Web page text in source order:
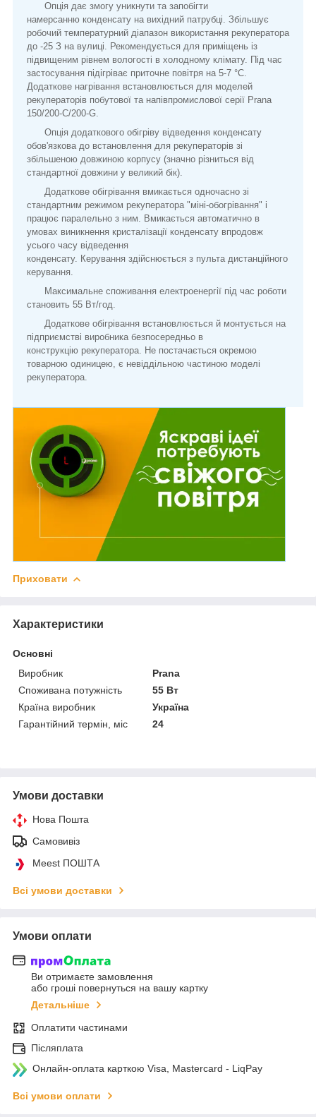
Опція дає змогу уникнути та запобігти
намерсанню конденсату на вихідний патрубці. Збільшує
робочий температурний діапазон використання рекуператора
до -25 З на вулиці. Рекомендується для приміщень із
підвищеним рівнем вологості в холодному клімату. Під час
застосування підігріває приточне повітря на 5-7 °C.
Додаткове нагрівання встановлюється для моделей
рекуператорів побутової та напівпромислової серії Prana
150/200-С/200-G.
Опція додаткового обігріву відведення конденсату
обов'язкова до встановлення для рекуператорів зі
збільшеною довжиною корпусу (значно різниться від
стандартної довжини у великий бік).
Додаткове обігрівання вмикається одночасно зі
стандартним режимом рекуператора "міні-обогрівання" і
працює паралельно з ним. Вмикається автоматично в
умовах виникнення кристалізації конденсату впродовж
усього часу відведення
конденсату. Керування здійснюється з пульта дистанційного
керування.
Максимальне споживання електроенергії під час роботи
становить 55 Вт/год.
Додаткове обігрівання встановлюється й монтується на
підприємстві виробника безпосередньо в
конструкцію рекуператора. Не постачається окремою
товарною одиницею, є невіддільною частиною моделі
рекуператора.
Приховати
Характеристики
Основні
Виробник
Prana
Споживана потужність
55 Вт
Країна виробник
Україна
Гарантійний термін, міс
24
Умови доставки
Нова Пошта
Самовивіз
Meest ПОШТА
Всі умови доставки
Умови оплати
Ви отримаєте замовлення
або гроші повернуться на вашу картку
Детальніше
Оплатити частинами
Післяплата
Онлайн-оплата карткою Visa, Mastercard - LiqPay
Всі умови оплати